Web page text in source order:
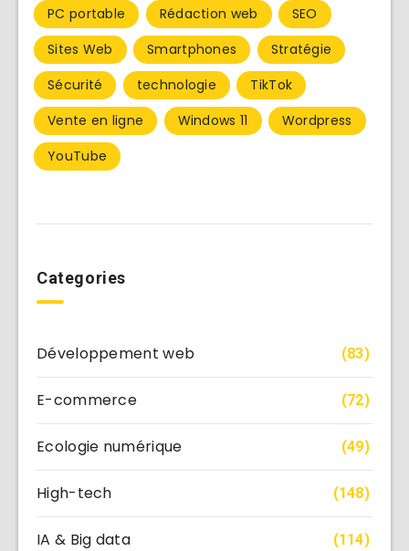
PC portable
Rédaction web
SEO
Sites Web
Smartphones
Stratégie
Sécurité
technologie
TikTok
Vente en ligne
Windows 11
Wordpress
YouTube
Categories
Développement web (83)
E-commerce (72)
Ecologie numérique (49)
High-tech (148)
IA & Big data (114)